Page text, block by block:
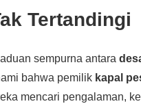
Tertandingi
sempurna antara
bahwa pemilik kapal
mencari pengalaman,